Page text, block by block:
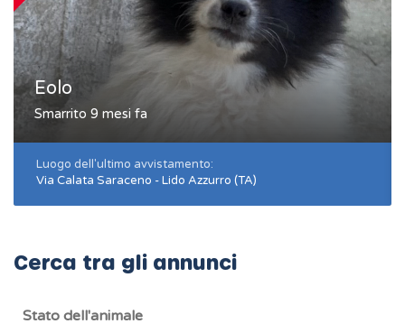
Eolo
Smarrito 9 mesi fa
Luogo dell'ultimo avvistamento:
Via Calata Saraceno - Lido Azzurro (TA)
Cerca tra gli annunci
Stato dell'animale